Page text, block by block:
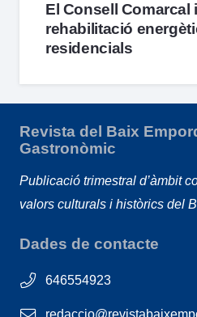
El Consell Comarcal
rehabilitació
residencials
Revista del Baix
Gastronòmic
Publicació trimestral d’àmbit
valors culturals i històrics del
Dades de contacte
646554923